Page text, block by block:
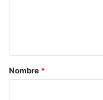
rNombre *